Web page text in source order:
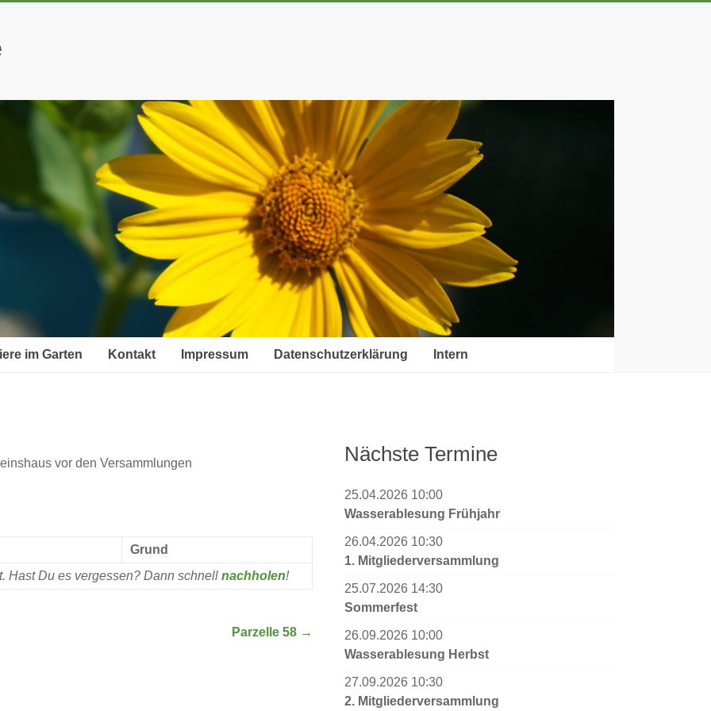
im Garten Kontakt Impressum Datenschutzerklärung Intern
vor den Versammlungen
Grund
Hast Du es vergessen? Dann schnell nachholen!
Parzelle 58 →
Nächste Termine
25.04.2026 10:00
Wasserablesung Frühjahr
26.04.2026 10:30
1. Mitgliederversammlung
25.07.2026 14:30
Sommerfest
26.09.2026 10:00
Wasserablesung Herbst
27.09.2026 10:30
2. Mitgliederversammlung